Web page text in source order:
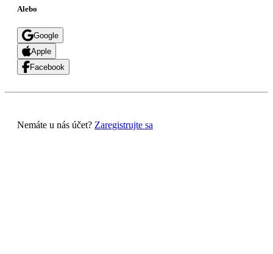
Alebo
Google
Apple
Facebook
Nemáte u nás účet? Zaregistrujte sa